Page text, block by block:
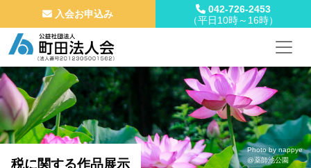
コンテンツへスキップ
メインナビゲーション
入会お申込み
042-726-2453
（平日10時～16時）
税に関する作品展示
Photo by nappye
@薬師池公園